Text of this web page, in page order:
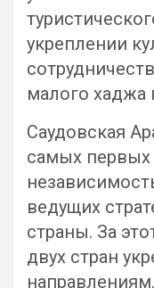
укреплении
малого хаджа
Саудовская
самых первых
ведущих
страны. За
двух стран